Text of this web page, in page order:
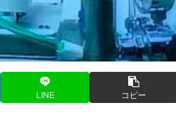
LINE コピー